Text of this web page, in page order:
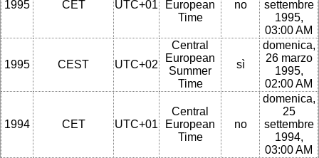
1995 CET UTC+01
European
Time
no
settembre
1995,
03:00 AM
1995 CEST UTC+02
Central
European
Summer
Time
sì
domenica,
26 marzo
1995,
02:00 AM
1994 CET UTC+01
Central
European
Time
no
domenica,
25
settembre
1994,
03:00 AM